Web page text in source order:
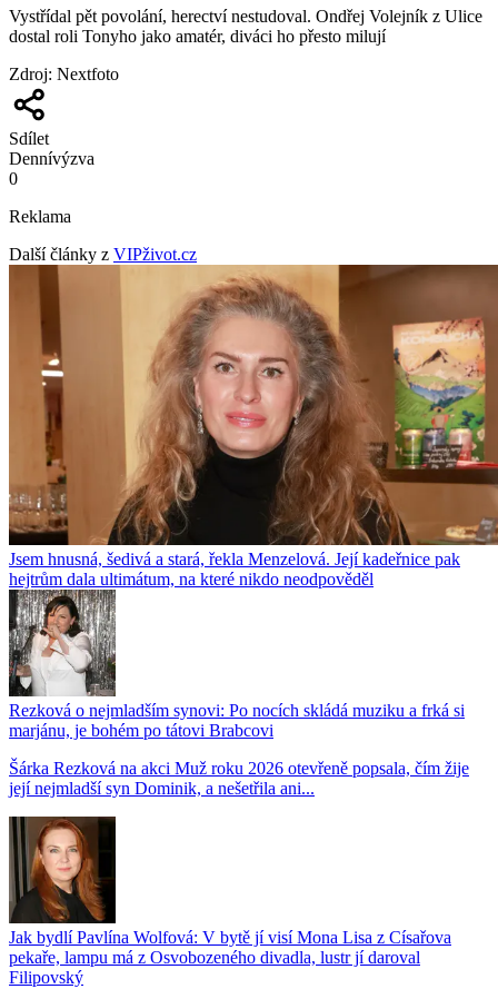
Vystřídal pět povolání, herectví nestudoval. Ondřej Volejník z Ulice
dostal roli Tonyho jako amatér, diváci ho přesto milují
Zdroj: Nextfoto
Sdílet
Dennívýzva
0
Reklama
Další články z VIPživot.cz
Jsem hnusná, šedivá a stará, řekla Menzelová. Její kadeřnice pak
hejtrům dala ultimátum, na které nikdo neodpověděl
Rezková o nejmladším synovi: Po nocích skládá muziku a frká si
marjánu, je bohém po tátovi Brabcovi
Šárka Rezková na akci Muž roku 2026 otevřeně popsala, čím žije
její nejmladší syn Dominik, a nešetřila ani...
Jak bydlí Pavlína Wolfová: V bytě jí visí Mona Lisa z Císařova
pekaře, lampu má z Osvobozeného divadla, lustr jí daroval
Filipovský